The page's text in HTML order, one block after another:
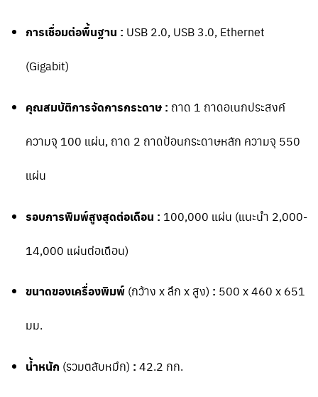
การเชื่อมต่อพื้นฐาน : USB 2.0, USB 3.0, Ethernet
(Gigabit)
คุณสมบัติการจัดการกระดาษ : ถาด 1 ถาดอเนกประสงค์
ความจุ 100 แผ่น, ถาด 2 ถาดป้อนกระดาษหลัก ความจุ 550
แผ่น
รอบการพิมพ์สูงสุดต่อเดือน : 100,000 แผ่น (แนะนำ 2,000-
14,000 แผ่นต่อเดือน)
ขนาดของเครื่องพิมพ์ (กว้าง x ลึก x สูง) : 500 x 460 x 651
มม.
น้ำหนัก (รวมตลับหมึก) : 42.2 กก.